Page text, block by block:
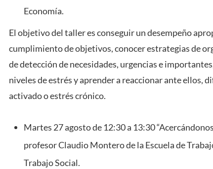
Economía.
El objetivo del taller es conseguir un desempeño
cumplimiento de objetivos, conocer estrategias de
de detección de necesidades, urgencias e
niveles de estrés y aprender a reaccionar ante ellos,
activado o estrés crónico.
Martes 27 agosto de 12:30 a 13:30
profesor Claudio Montero de la Escuela de
Trabajo Social.